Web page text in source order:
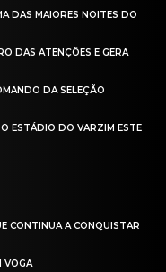
DAS MAIORES NOITES DO
DAS ATENÇÕES E GERA
DA SELEÇÃO
ESTÁDIO DO VARZIM ESTE
CONTINUA A CONQUISTAR
VOGA